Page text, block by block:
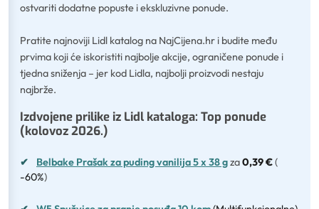
ostvariti dodatne popuste i ekskluzivne ponude.
Pratite najnoviji Lidl katalog na NajCijena.hr i budite među
prvima koji će iskoristiti najbolje akcije, ograničene ponude i
tjedna sniženja – jer kod Lidla, najbolji proizvodi nestaju
najbrže.
Izdvojene prilike iz Lidl kataloga: Top ponude
(kolovoz 2026.)
✔ Belbake Prašak za puding vanilija 5 x 38 gza0,39 €(
-60%)